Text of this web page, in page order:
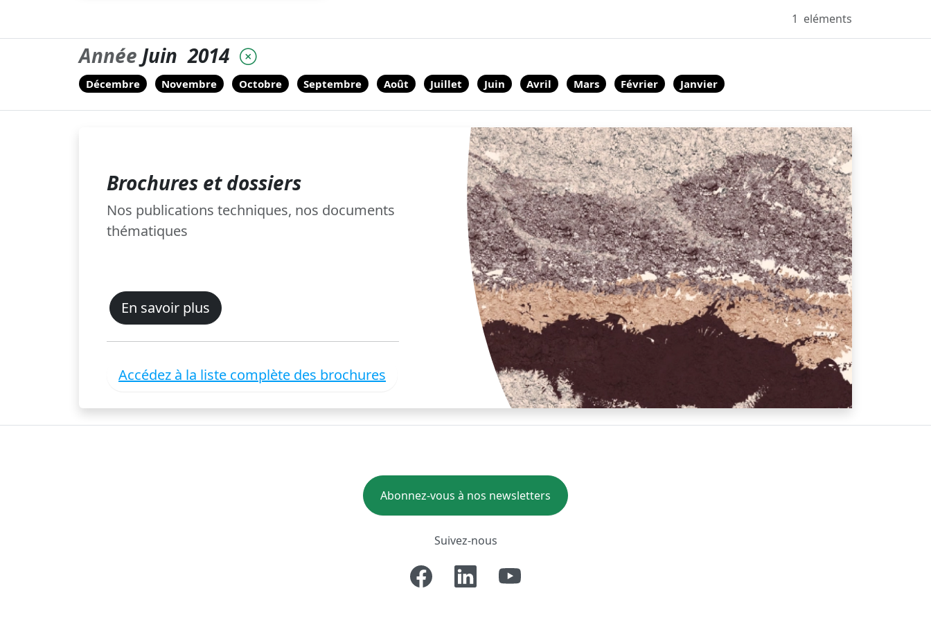
1 eléments
Année Juin 2014
Décembre Novembre Octobre Septembre Août Juillet Juin Avril Mars Février Janvier
Brochures et dossiers
Nos publications techniques, nos documents
thématiques
En savoir plus
Accédez à la liste complète des brochures
Abonnez-vous à nos newsletters
Suivez-nous